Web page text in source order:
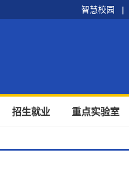
智慧校园 |
招生就业 重点实验室